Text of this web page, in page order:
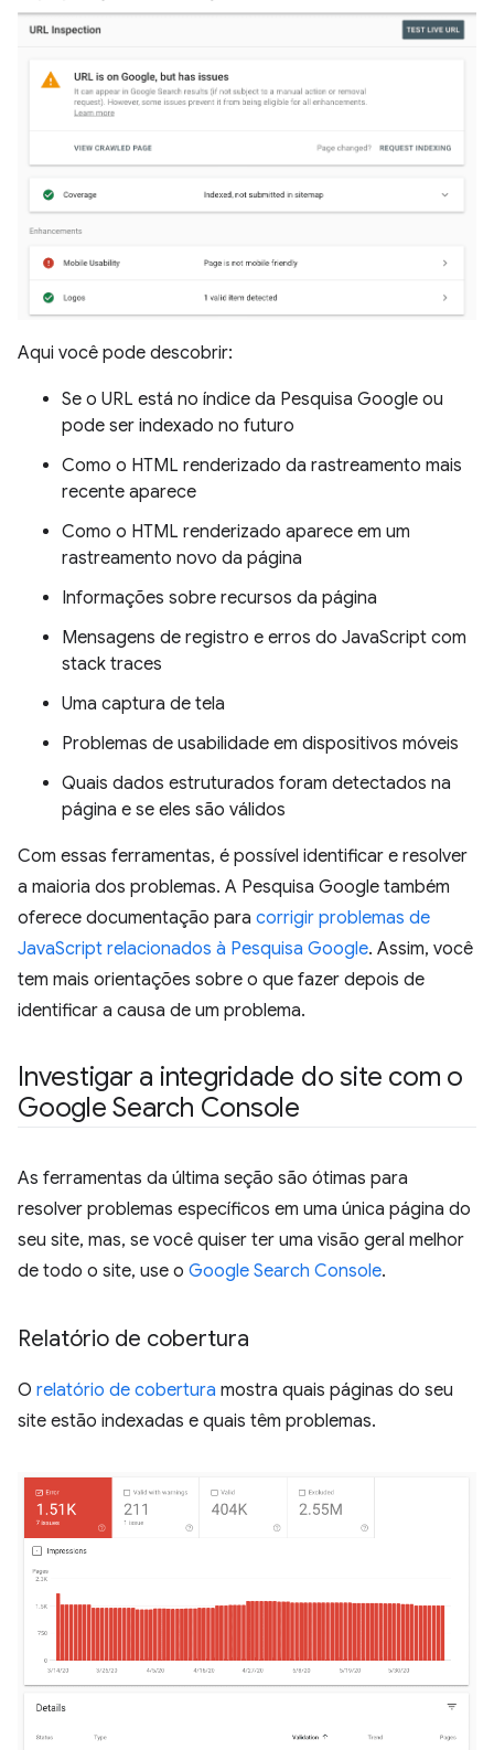
Aqui você pode descobrir:
Se o URL está no índice da Pesquisa Google ou
pode ser indexado no futuro
Como o HTML renderizado da rastreamento mais
recente aparece
Como o HTML renderizado aparece em um
rastreamento novo da página
Informações sobre recursos da página
Mensagens de registro e erros do JavaScript com
stack traces
Uma captura de tela
Problemas de usabilidade em dispositivos móveis
Quais dados estruturados foram detectados na
página e se eles são válidos
Com essas ferramentas, é possível identificar e resolver
a maioria dos problemas. A Pesquisa Google também
oferece documentação para corrigir problemas de
JavaScript relacionados à Pesquisa Google. Assim, você
tem mais orientações sobre o que fazer depois de
identificar a causa de um problema.
Investigar a integridade do site com o
Google Search Console
As ferramentas da última seção são ótimas para
resolver problemas específicos em uma única página do
seu site, mas, se você quiser ter uma visão geral melhor
de todo o site, use o Google Search Console.
Relatório de cobertura
O relatório de cobertura mostra quais páginas do seu
site estão indexadas e quais têm problemas.